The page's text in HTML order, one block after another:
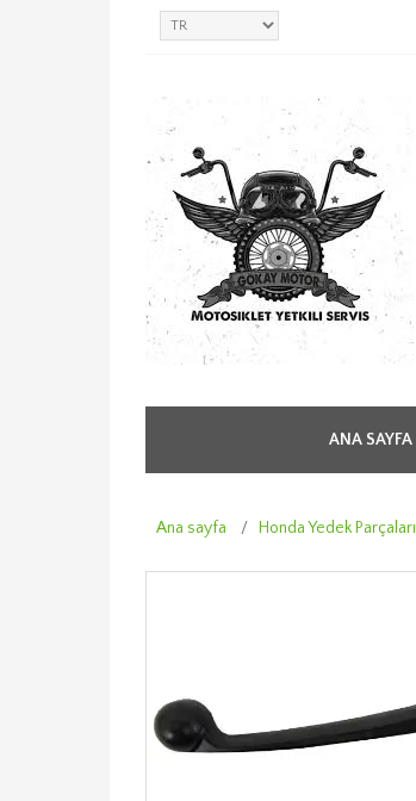
ANA SAYFA
Ana sayfa / Honda Yedek Parçaları